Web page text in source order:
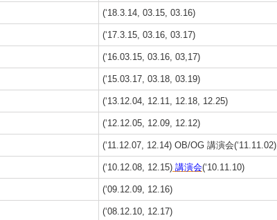
(‘18.3.14, 03.15, 03.16)
(‘17.3.15, 03.16, 03.17)
(‘16.03.15, 03.16, 03,17)
(‘15.03.17, 03.18, 03.19)
(‘13.12.04, 12.11, 12.18, 12.25)
(‘12.12.05, 12.09, 12.12)
(‘11.12.07, 12.14) OB/OG 講演会(‘11.11.02)
(‘10.12.08, 12.15) 講演会(‘10.11.10)
(‘09.12.09, 12.16)
(‘08.12.10, 12.17)